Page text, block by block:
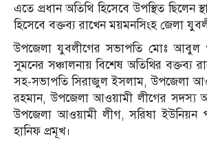
এতে প্রধান অতিথি হিসেবে উপস্থিত ছিলেন
হিসেবে বক্তব্য রাখেন ময়মনসিংহ জেলা
উপজেলা যুবলীগের সভাপতি মোঃ আবুল
সুমনের সঞ্চালনায় বিশেষ অতিথির বক্তব্য
সহ-সভাপতি সিরাজুল ইসলাম, উপজেলা
রহমান, উপজেলা আওয়ামী লীগের
উপজেলা আওয়ামী লীগ, সরিষা ইউনিয়ন
হানিফ প্রমূখ।